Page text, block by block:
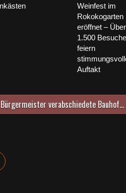
Weinfest im
Rokokogarten
eröffnet – Über
1.500
feiern
Auftakt
Bürgermeister verabschiedete Bauhof-Vorarbeiter Robert Blass in den Vorruhestand